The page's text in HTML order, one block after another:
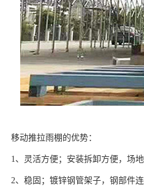
移动推拉雨棚的优势：
1、灵活方便；安装拆卸方便，场
2、稳固；镀锌钢管架子，钢部件